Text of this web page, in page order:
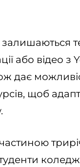
залишаються
або відео з
дає
щоб